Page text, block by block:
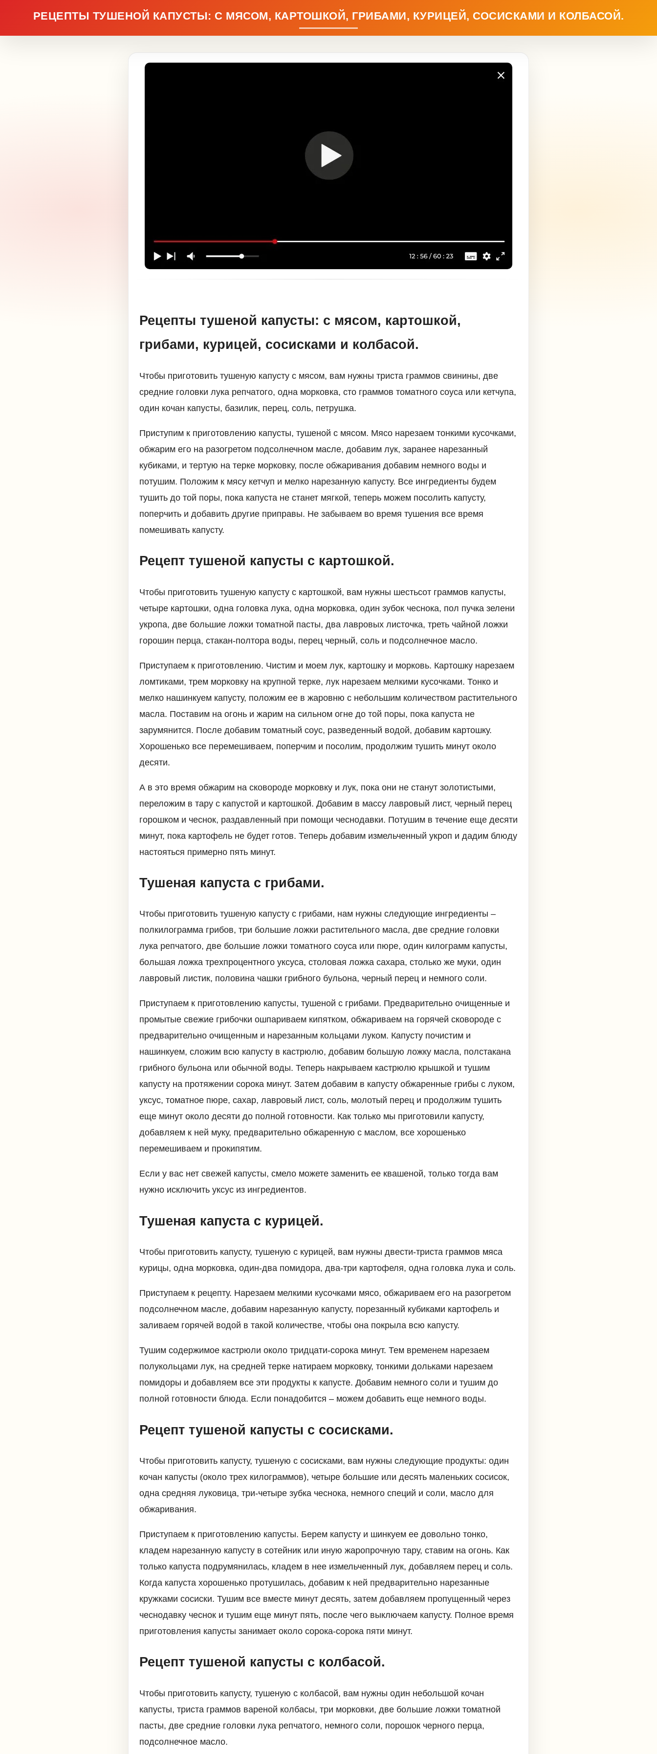
РЕЦЕПТЫ ТУШЕНОЙ КАПУСТЫ: С МЯСОМ, КАРТОШКОЙ, ГРИБАМИ, КУРИЦЕЙ, СОСИСКАМИ И КОЛБАСОЙ.
Рецепты тушеной капусты: с мясом, картошкой,
грибами, курицей, сосисками и колбасой.
Чтобы приготовить тушеную капусту с мясом, вам нужны триста граммов свинины, две
средние головки лука репчатого, одна морковка, сто граммов томатного соуса или кетчупа,
один кочан капусты, базилик, перец, соль, петрушка.
Приступим к приготовлению капусты, тушеной с мясом. Мясо нарезаем тонкими кусочками,
обжарим его на разогретом подсолнечном масле, добавим лук, заранее нарезанный
кубиками, и тертую на терке морковку, после обжаривания добавим немного воды и
потушим. Положим к мясу кетчуп и мелко нарезанную капусту. Все ингредиенты будем
тушить до той поры, пока капуста не станет мягкой, теперь можем посолить капусту,
поперчить и добавить другие приправы. Не забываем во время тушения все время
помешивать капусту.
Рецепт тушеной капусты с картошкой.
Чтобы приготовить тушеную капусту с картошкой, вам нужны шестьсот граммов капусты,
четыре картошки, одна головка лука, одна морковка, один зубок чеснока, пол пучка зелени
укропа, две большие ложки томатной пасты, два лавровых листочка, треть чайной ложки
горошин перца, стакан-полтора воды, перец черный, соль и подсолнечное масло.
Приступаем к приготовлению. Чистим и моем лук, картошку и морковь. Картошку нарезаем
ломтиками, трем морковку на крупной терке, лук нарезаем мелкими кусочками. Тонко и
мелко нашинкуем капусту, положим ее в жаровню с небольшим количеством растительного
масла. Поставим на огонь и жарим на сильном огне до той поры, пока капуста не
зарумянится. После добавим томатный соус, разведенный водой, добавим картошку.
Хорошенько все перемешиваем, поперчим и посолим, продолжим тушить минут около
десяти.
А в это время обжарим на сковороде морковку и лук, пока они не станут золотистыми,
переложим в тару с капустой и картошкой. Добавим в массу лавровый лист, черный перец
горошком и чеснок, раздавленный при помощи чеснодавки. Потушим в течение еще десяти
минут, пока картофель не будет готов. Теперь добавим измельченный укроп и дадим блюду
настояться примерно пять минут.
Тушеная капуста с грибами.
Чтобы приготовить тушеную капусту с грибами, нам нужны следующие ингредиенты –
полкилограмма грибов, три большие ложки растительного масла, две средние головки
лука репчатого, две большие ложки томатного соуса или пюре, один килограмм капусты,
большая ложка трехпроцентного уксуса, столовая ложка сахара, столько же муки, один
лавровый листик, половина чашки грибного бульона, черный перец и немного соли.
Приступаем к приготовлению капусты, тушеной с грибами. Предварительно очищенные и
промытые свежие грибочки ошпариваем кипятком, обжариваем на горячей сковороде с
предварительно очищенным и нарезанным кольцами луком. Капусту почистим и
нашинкуем, сложим всю капусту в кастрюлю, добавим большую ложку масла, полстакана
грибного бульона или обычной воды. Теперь накрываем кастрюлю крышкой и тушим
капусту на протяжении сорока минут. Затем добавим в капусту обжаренные грибы с луком,
уксус, томатное пюре, сахар, лавровый лист, соль, молотый перец и продолжим тушить
еще минут около десяти до полной готовности. Как только мы приготовили капусту,
добавляем к ней муку, предварительно обжаренную с маслом, все хорошенько
перемешиваем и прокипятим.
Если у вас нет свежей капусты, смело можете заменить ее квашеной, только тогда вам
нужно исключить уксус из ингредиентов.
Тушеная капуста с курицей.
Чтобы приготовить капусту, тушеную с курицей, вам нужны двести-триста граммов мяса
курицы, одна морковка, один-два помидора, два-три картофеля, одна головка лука и соль.
Приступаем к рецепту. Нарезаем мелкими кусочками мясо, обжариваем его на разогретом
подсолнечном масле, добавим нарезанную капусту, порезанный кубиками картофель и
заливаем горячей водой в такой количестве, чтобы она покрыла всю капусту.
Тушим содержимое кастрюли около тридцати-сорока минут. Тем временем нарезаем
полукольцами лук, на средней терке натираем морковку, тонкими дольками нарезаем
помидоры и добавляем все эти продукты к капусте. Добавим немного соли и тушим до
полной готовности блюда. Если понадобится – можем добавить еще немного воды.
Рецепт тушеной капусты с сосисками.
Чтобы приготовить капусту, тушеную с сосисками, вам нужны следующие продукты: один
кочан капусты (около трех килограммов), четыре большие или десять маленьких сосисок,
одна средняя луковица, три-четыре зубка чеснока, немного специй и соли, масло для
обжаривания.
Приступаем к приготовлению капусты. Берем капусту и шинкуем ее довольно тонко,
кладем нарезанную капусту в сотейник или иную жаропрочную тару, ставим на огонь. Как
только капуста подрумянилась, кладем в нее измельченный лук, добавляем перец и соль.
Когда капуста хорошенько протушилась, добавим к ней предварительно нарезанные
кружками сосиски. Тушим все вместе минут десять, затем добавляем пропущенный через
чеснодавку чеснок и тушим еще минут пять, после чего выключаем капусту. Полное время
приготовления капусты занимает около сорока-сорока пяти минут.
Рецепт тушеной капусты с колбасой.
Чтобы приготовить капусту, тушеную с колбасой, вам нужны один небольшой кочан
капусты, триста граммов вареной колбасы, три морковки, две большие ложки томатной
пасты, две средние головки лука репчатого, немного соли, порошок черного перца,
подсолнечное масло.